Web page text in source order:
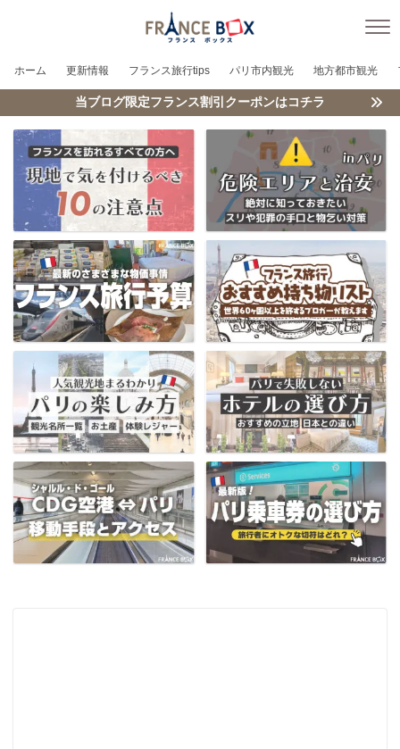
ホーム 更新情報 フランス旅行tips パリ市内観光 地方都市観光
当ブログ限定フランス割引クーポンはコチラ